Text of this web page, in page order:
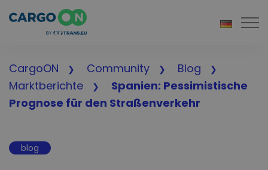
CargoON Community
Blog
Marktberichte
Spanien: Pessimistische
Prognose für den Straßenverkehr
blog